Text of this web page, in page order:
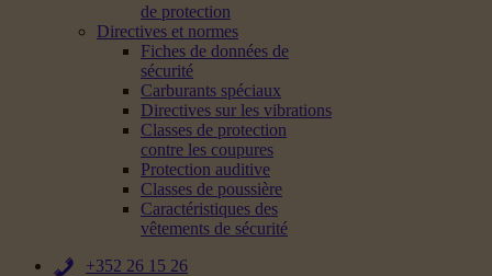
de protection
Directives et normes
Fiches de données de
sécurité
Carburants spéciaux
Directives sur les vibrations
Classes de protection
contre les coupures
Protection auditive
Classes de poussière
Caractéristiques des
vêtements de sécurité
+352 26 15 26